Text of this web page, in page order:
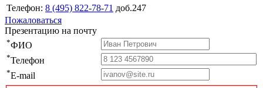
Телефон: 8 (495) 822-78-71 доб.247
Пожаловаться
Презентацию на почту
*ФИО
*Телефон
*E-mail